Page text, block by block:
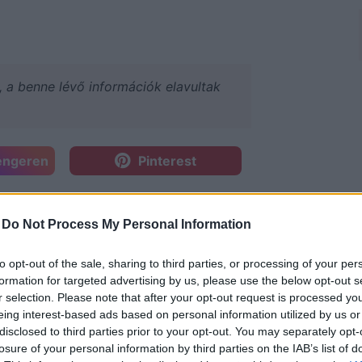
Do Not Process My Personal Information
opt-out of the sale, sharing to third parties, or processing of your
for targeted advertising by us, please use the below opt-out
selection. Please note that after your opt-out request is processed
interest-based ads based on personal information utilized by us
to third parties prior to your opt-out. You may separately
of your personal information by third parties on the IAB’s list of
benne lévő információk elavultak
Pinterest
size vonalra" (idézet: Glamour
alapító-főszerkesztője, a Plus
molett társkereső